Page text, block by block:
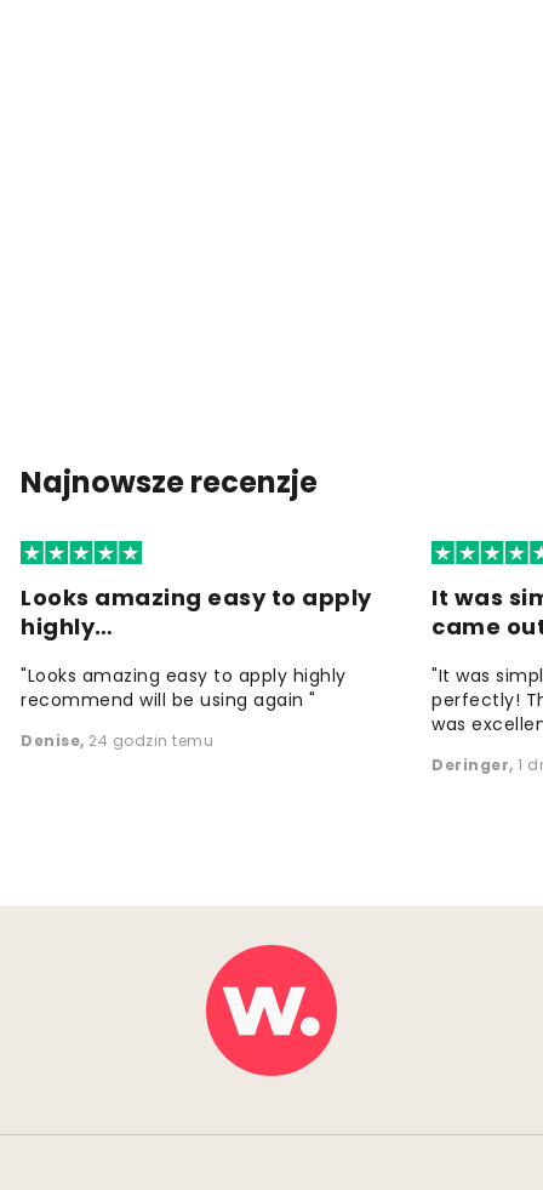
Najnowsze recenzje
Looks amazing easy to apply
highly…
"Looks amazing easy to apply highly
recommend will be using again "
Denise, 24 godzin temu
It was
came
"It was
perfectly!
was
Deringer, 1